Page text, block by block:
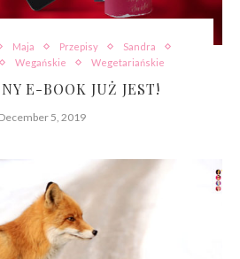
Maja Przepisy
Sandra
Wegańskie Wegetariańskie
E-BOOK JUŻ JEST!
December 5, 2019